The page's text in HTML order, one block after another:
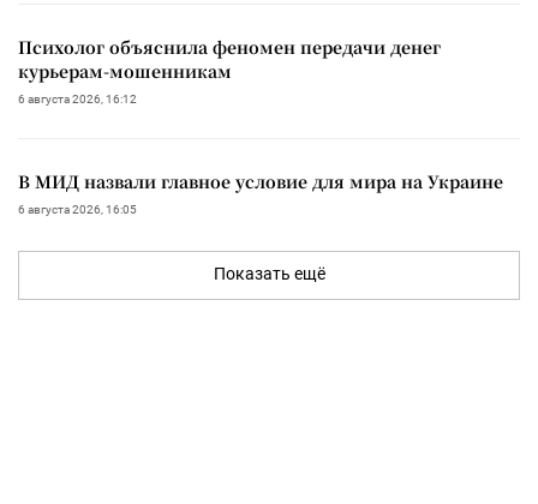
Психолог объяснила феномен передачи денег
курьерам-мошенникам
6 августа 2026, 16:12
В МИД назвали главное условие для мира на Украине
6 августа 2026, 16:05
Показать ещё